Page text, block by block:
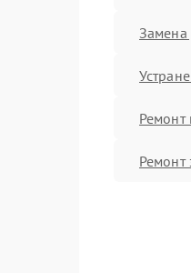
Замена
Ремонт
Ремонт